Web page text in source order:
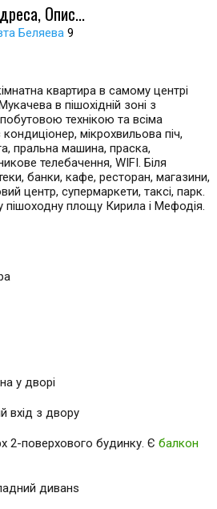
Опис...
Беляева 9
квартира в самому центрі
в пішохідній зоні з
технікою та всіма
мікрохвильова піч,
пральна машина, праска,
телебачення, WIFI. Біля
банки, кафе, ресторан, магазини,
центр, супермаркети, таксі, парк.
пішоходну площу Кирила і Мефодія.
у дворі
вхід з двору
2-поверхового будинку. Є балкон
диванs